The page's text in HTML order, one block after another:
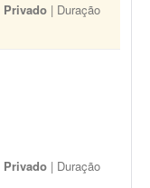
Privado | Duração
Privado | Duração